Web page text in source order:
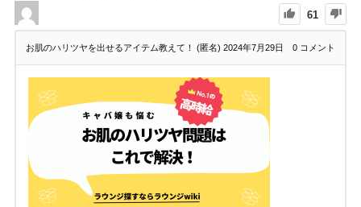
61
お肌のハリツヤを出せるアイテム教えて！ (匿名) 2024年7月29日 0 コメント